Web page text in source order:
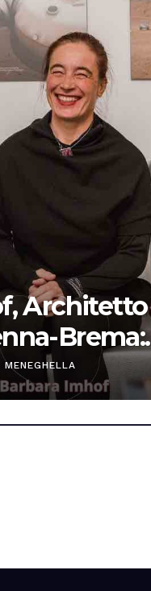
Architetto
Brema:
per
MENEGHELLA